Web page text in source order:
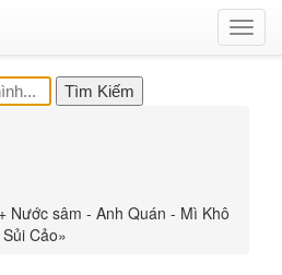
Nước sâm - Anh Quán - Mì Khô
Cảo»